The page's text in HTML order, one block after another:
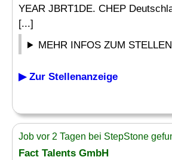
YEAR JBRT1DE. CHEP
[...]
MEHR INFOS ZUM
▶ Zur Stellenanzeige
Job vor 2 Tagen bei StepStone
Fact Talents GmbH